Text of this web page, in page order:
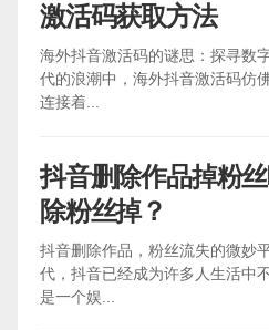
激活码获取方法
海外抖音激活码的谜思：探寻数
代的浪潮中，海外抖音激活码仿
连接着...
抖音删除作品掉粉
除粉丝掉？
抖音删除作品，粉丝流失的微妙
代，抖音已经成为许多人生活中
是一个娱...